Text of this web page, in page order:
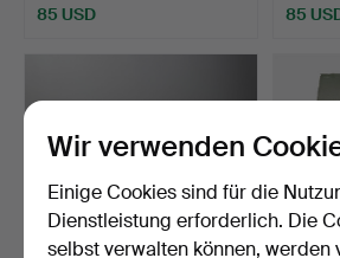
85 USD 85
Wir verwenden
Einige Cookies sind für die
Dienstleistung erforderlich. Die
selbst verwalten können, werden